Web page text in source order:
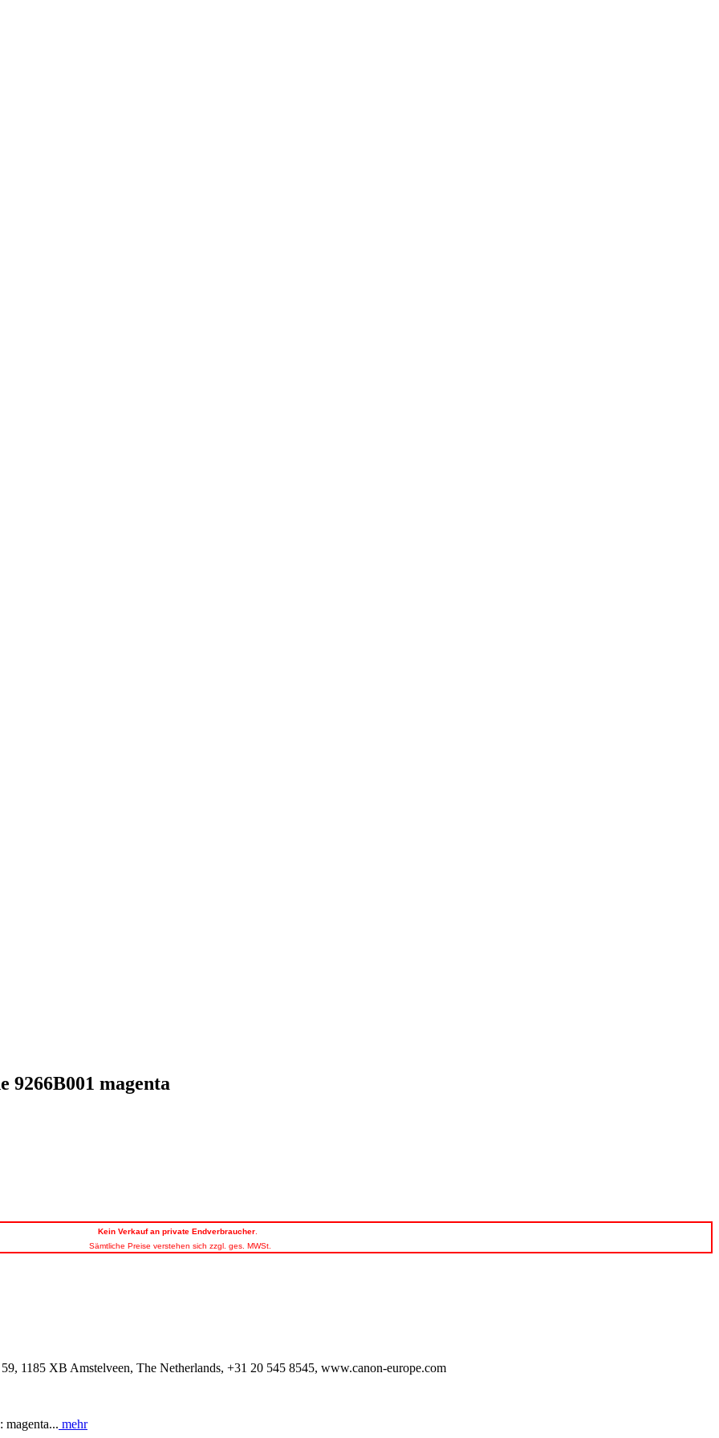
magenta
Kein Verkauf an private Endverbraucher.
Sämtliche Preise verstehen sich zzgl. ges. MWSt.
1185 XB Amstelveen, The Netherlands, +31 20 545 8545, www.canon-europe.com
magenta... mehr